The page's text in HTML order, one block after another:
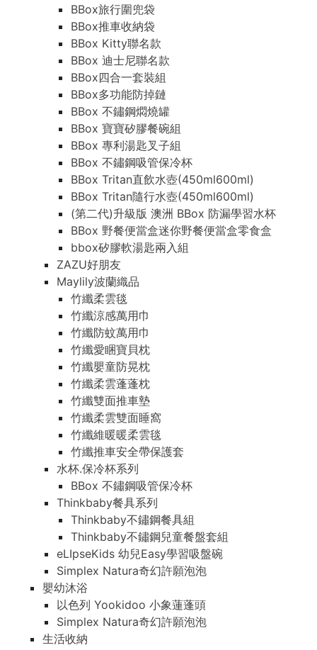
BBox旅行圍兜袋
BBox推車收納袋
BBox Kitty聯名款
BBox 迪士尼聯名款
BBox四合一套裝組
BBox多功能防掉鏈
BBox 不鏽鋼燜燒罐
BBox 寶寶矽膠餐碗組
BBox 專利湯匙叉子組
BBox 不鏽鋼吸管保冷杯
BBox Tritan直飲水壺(450ml600ml)
BBox Tritan隨行水壺(450ml600ml)
(第二代)升級版 澳洲 BBox 防漏學習水杯
BBox 野餐便當盒迷你野餐便當盒零食盒
bbox矽膠軟湯匙兩入組
ZAZU好朋友
Maylily波蘭織品
竹纖柔雲毯
竹纖涼感萬用巾
竹纖防蚊萬用巾
竹纖愛睏寶貝枕
竹纖嬰童防晃枕
竹纖柔雲蓬蓬枕
竹纖雙面推車墊
竹纖柔雲雙面睡窩
竹纖維暖暖柔雲毯
竹纖推車安全帶保護套
水杯.保冷杯系列
BBox 不鏽鋼吸管保冷杯
Thinkbaby餐具系列
Thinkbaby不鏽鋼餐具組
Thinkbaby不鏽鋼兒童餐盤套組
eLIpseKids 幼兒Easy學習吸盤碗
Simplex Natura奇幻許願泡泡
嬰幼沐浴
以色列 Yookidoo 小象蓮蓬頭
Simplex Natura奇幻許願泡泡
生活收納